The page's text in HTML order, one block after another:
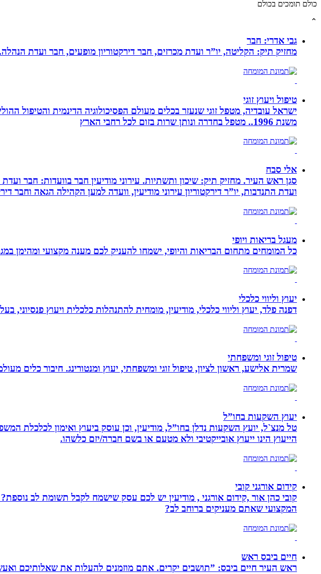
כולם תומכים בכולם
⌃
גבי אדרי: חבר
מחזיק תיק: הקליטה, יו”ר ועדת מכרזים, חבר דירקטוריון מופעים, חבר ועדת
טיפול ויעוץ זוגי
ישראל עובדיה, מטפל זוגי שנעזר בכלים מעולם הפסיכולוגיה הדינמית והטיפול
משנת 1996.. מטפל בחדרה ונותן שרות בזום לכל רחבי הארץ
אלי סבח
סגן ראש העיר. מחזיק תיק: שיכון ותשתיות. עירוני מודיעין חבר בוועדות: חבר
ועדת התנדבות, יו”ר דירקטוריון עירוני מודיעין, וועדה למען הקהילה הגאה וחבר
מעגל בריאות ויופי
כל המומחים מתחום הבריאות והיופי, ישמחו להעניק לכם מענה מקצועי ומהימן
יעוץ וליווי כלכלי
דפנה פלד, יעוץ וליווי כלכלי, מודיעין, מומחית להתנהלות כלכלית ויעוץ פנסיוני, בעלת 14 שנה ניסיון בליווי כלכלי
טיפול זוגי ומשפחתי
שמרית אלישע, ראשון לציון, טיפול זוגי ומשפחתי, יעוץ ומנטורינג. חיבור כלים
יעוץ השקעות בחו”ל
טל מנצ`ל, יועץ השקעות נדלן בחו”ל, מודיעין, וכן עוסק ביעוץ ואימון
הייעוץ הינו ייעוץ אובייקטיבי ולא מטעם או בשם חברה/יזם כלשהו.
קידום אורגני קובי
קובי כהן אור ,קידום אורגני , מודיעין יש לכם עסק שישמח לקבל תשומת לב
המקצועי שאתם מעניקים ברוחב לב?
חיים ביבס ראש
ראש העיר חיים ביבס: ”תושבים יקרים. אתם מוזמנים להעלות את שאלותיכם